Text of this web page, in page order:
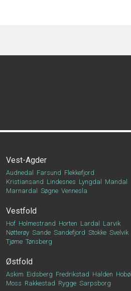
Vest-Agder
Audnedal Farsund Flekkefjord
Kristiansand Lindesnes Lyngdal
Mandal
Marnardal
Søgne Vennesla
Vestfold
Hof Holmestrand Horten Lardal
Larvik
Nøtterøy Sande Sandefjord Stokke Svelvik
Tjøme Tønsberg
Østfold
Askim Eidsberg Fredrikstad Halden Hobøl
Moss Rakkestad Rygge Sarpsborg